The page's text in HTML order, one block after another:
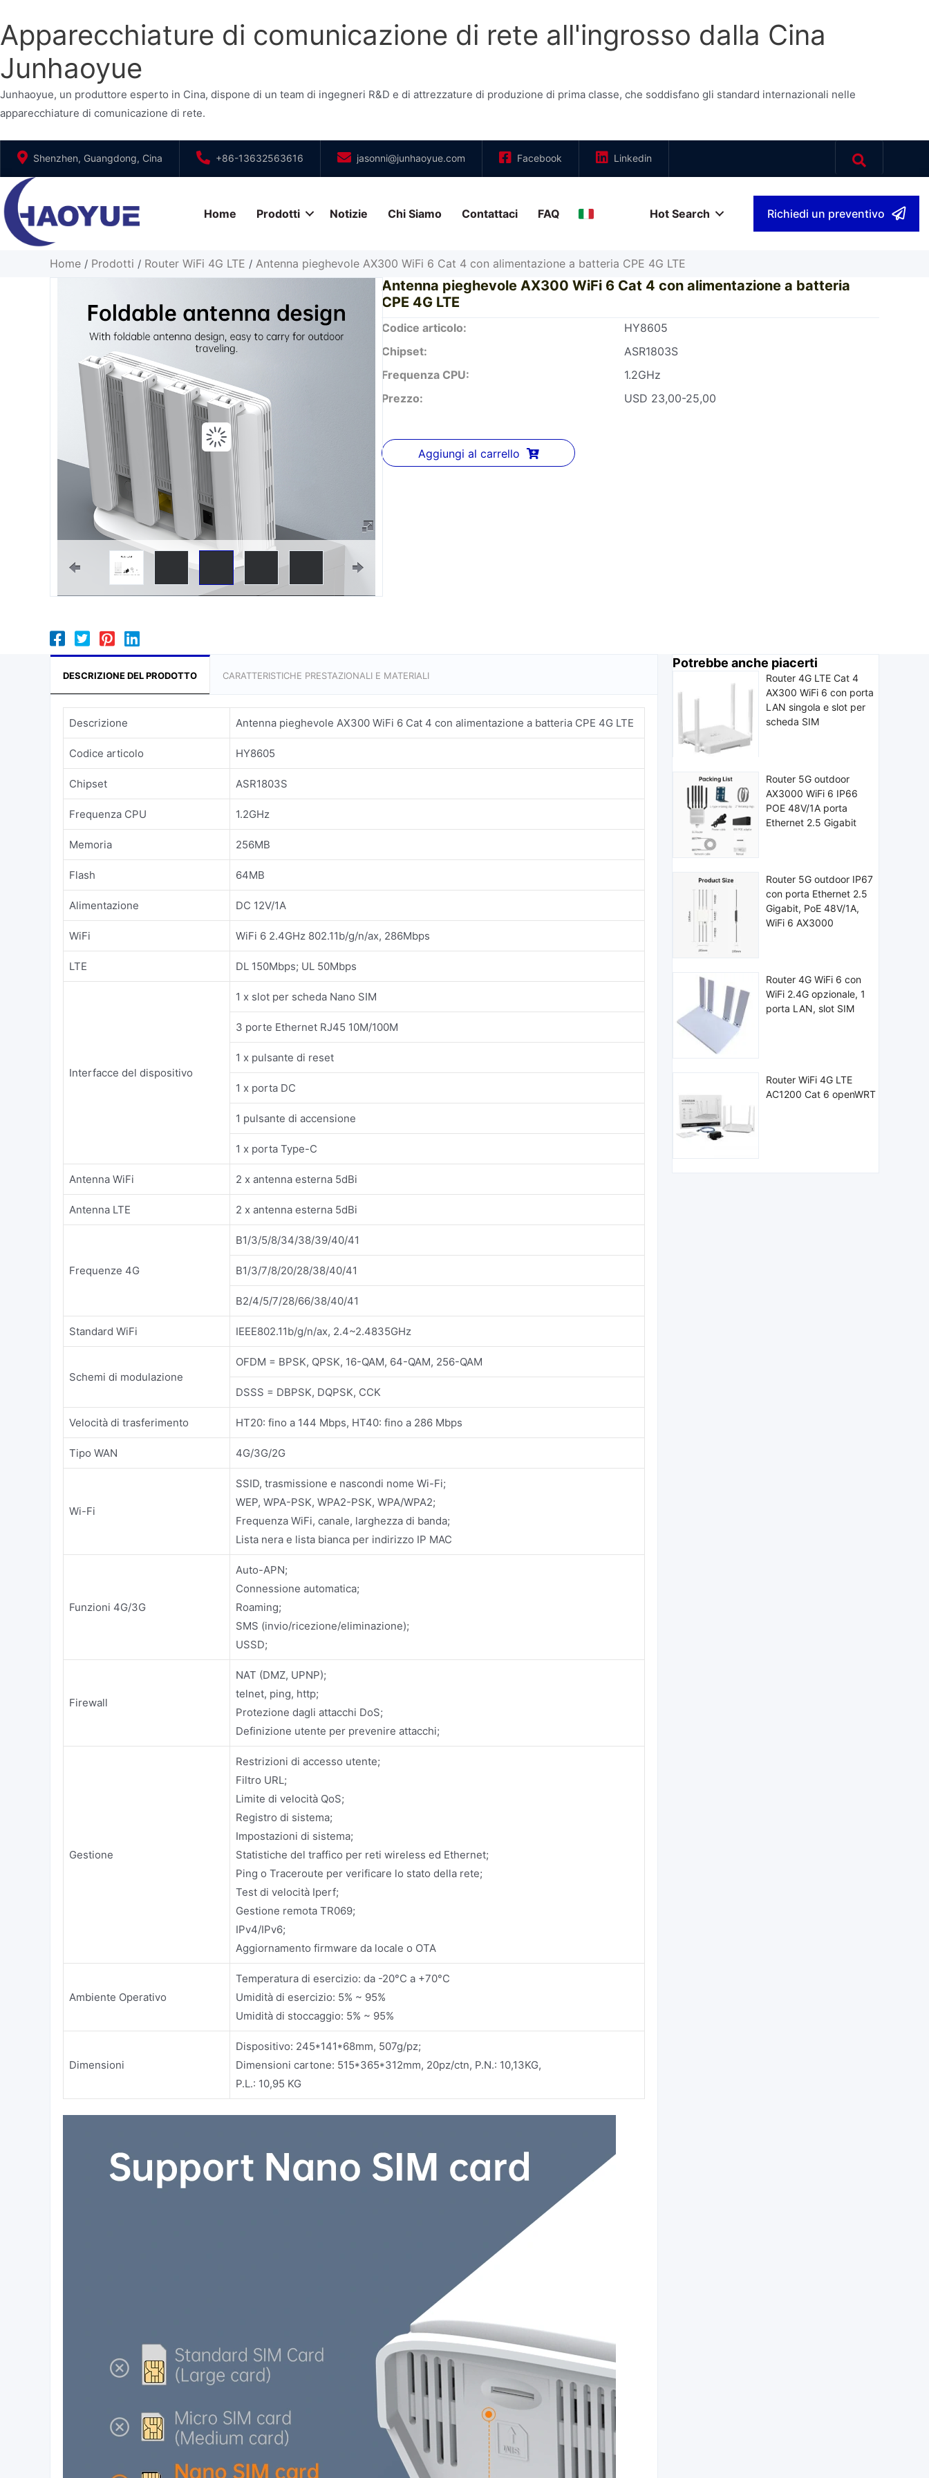
Apparecchiature di comunicazione di rete all'ingrosso dalla Cina
Junhaoyue
Junhaoyue, un produttore esperto in Cina, dispone di un team di ingegneri R&D e di attrezzature di produzione di prima classe, che soddisfano gli standard internazionali nelle
apparecchiature di comunicazione di rete.
contenuto
Shenzhen, Guangdong, Cina +86-13632563616 jasonni@junhaoyue.com Facebook Linkedin
Home Prodotti Notizie Chi Siamo Contattaci FAQ Hot Search Richiedi un preventivo
Home / Prodotti / Router WiFi 4G LTE / Antenna pieghevole AX300 WiFi 6 Cat 4 con alimentazione a batteria CPE 4G LTE
Antenna pieghevole AX300 WiFi 6 Cat 4 con alimentazione a batteria
CPE 4G LTE
Codice articolo:
HY8605
Chipset:
ASR1803S
Frequenza CPU:
1.2GHz
Prezzo:
USD 23,00-25,00
Aggiungi al carrello
DESCRIZIONE DEL PRODOTTO CARATTERISTICHE PRESTAZIONALI E MATERIALI
Descrizione Antenna pieghevole AX300 WiFi 6 Cat 4 con alimentazione a batteria CPE 4G LTE
Codice articolo HY8605
Chipset ASR1803S
Frequenza CPU 1.2GHz
Memoria 256MB
Flash 64MB
Alimentazione DC 12V/1A
WiFi WiFi 6 2.4GHz 802.11b/g/n/ax, 286Mbps
LTE DL 150Mbps; UL 50Mbps
Interfacce del dispositivo
1 x slot per scheda Nano SIM
3 porte Ethernet RJ45 10M/100M
1 x pulsante di reset
1 x porta DC
1 pulsante di accensione
1 x porta Type-C
Antenna WiFi 2 x antenna esterna 5dBi
Antenna LTE 2 x antenna esterna 5dBi
Frequenze 4G
B1/3/5/8/34/38/39/40/41
B1/3/7/8/20/28/38/40/41
B2/4/5/7/28/66/38/40/41
Standard WiFi IEEE802.11b/g/n/ax, 2.4~2.4835GHz
Schemi di modulazione
OFDM = BPSK, QPSK, 16-QAM, 64-QAM, 256-QAM
DSSS = DBPSK, DQPSK, CCK
Velocità di trasferimento HT20: fino a 144 Mbps, HT40: fino a 286 Mbps
Tipo WAN 4G/3G/2G
Wi-Fi
SSID, trasmissione e nascondi nome Wi-Fi;
WEP, WPA-PSK, WPA2-PSK, WPA/WPA2;
Frequenza WiFi, canale, larghezza di banda;
Lista nera e lista bianca per indirizzo IP MAC
Funzioni 4G/3G
Auto-APN;
Connessione automatica;
Roaming;
SMS (invio/ricezione/eliminazione);
USSD;
Firewall
NAT (DMZ, UPNP);
telnet, ping, http;
Protezione dagli attacchi DoS;
Definizione utente per prevenire attacchi;
Gestione
Restrizioni di accesso utente;
Filtro URL;
Limite di velocità QoS;
Registro di sistema;
Impostazioni di sistema;
Statistiche del traffico per reti wireless ed Ethernet;
Ping o Traceroute per verificare lo stato della rete;
Test di velocità Iperf;
Gestione remota TR069;
IPv4/IPv6;
Aggiornamento firmware da locale o OTA
Ambiente Operativo
Temperatura di esercizio: da -20°C a +70°C
Umidità di esercizio: 5% ~ 95%
Umidità di stoccaggio: 5% ~ 95%
Dimensioni
Dispositivo: 245*141*68mm, 507g/pz;
Dimensioni cartone: 515*365*312mm, 20pz/ctn, P.N.: 10,13KG,
P.L.: 10,95 KG
Potrebbe anche piacerti
Router 4G LTE Cat 4
AX300 WiFi 6 con porta
LAN singola e slot per
scheda SIM
Router 5G outdoor
AX3000 WiFi 6 IP66
POE 48V/1A porta
Ethernet 2.5 Gigabit
Router 5G outdoor IP67
con porta Ethernet 2.5
Gigabit, PoE 48V/1A,
WiFi 6 AX3000
Router 4G WiFi 6 con
WiFi 2.4G opzionale, 1
porta LAN, slot SIM
Router WiFi 4G LTE
AC1200 Cat 6 openWRT